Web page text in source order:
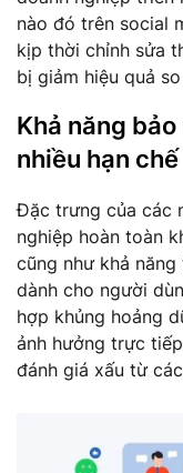
nào đó trên social
kịp thời chỉnh sửa
bị giảm hiệu quả
Khả năng
nhiều hạn chế
Đặc trưng của các
nghiệp hoàn toàn
cũng như khả
dành cho người
hợp khủng hoảng
ảnh hưởng trực
đánh giá xấu từ